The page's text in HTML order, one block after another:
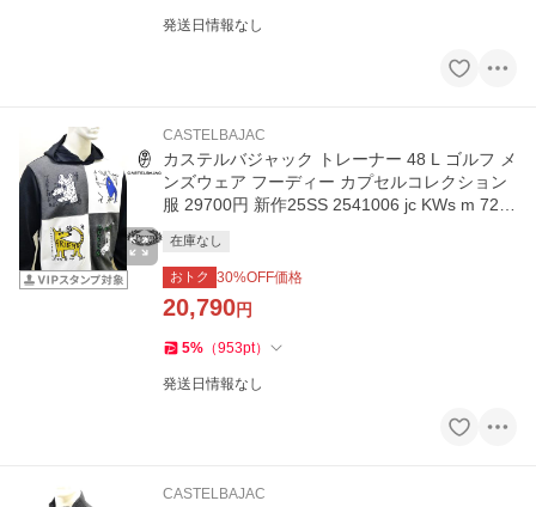
発送日情報なし
CASTELBAJAC
カステルバジャック トレーナー 48 L ゴルフ メ
ンズウェア フーディー カプセルコレクション
服 29700円 新作25SS 2541006 jc KWs m 721
在庫なし
おトク 30%OFF価格
20,790円
5% （953pt）
発送日情報なし
CASTELBAJAC